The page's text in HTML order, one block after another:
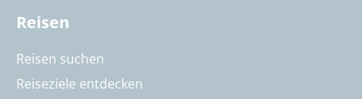
Reisen
Reisen suchen
Reiseziele entdecken